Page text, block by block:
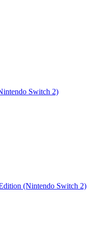
Switch 2)
(Nintendo Switch 2)